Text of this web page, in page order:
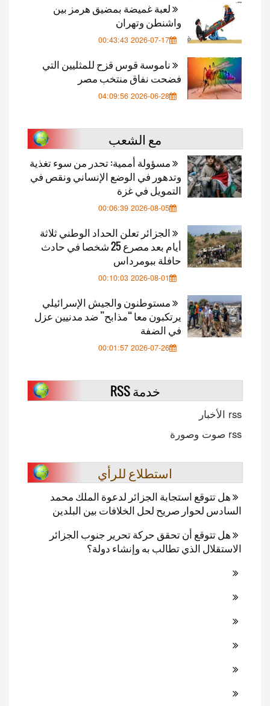
لعبة غميضة بمضيق هرمز بين
واشنطن وتهران
2026-07-17 00:43:43
ناموسة قوس قزح للمثليين التي
فضحت نفاق منتخب مصر
2026-06-28 04:09:56
مع الشعب
مسؤولة أممية: تحدر من سوء تغذية
وتدهور في الوضع الإنساني ونقص في
التمويل في غزة
2026-08-05 00:06:39
الجزائر تعلن الحداد الوطني ثلاثة
أيام بعد مصرع 25 شخصا في حادث
حافلة ببومرداس
2026-08-01 00:10:03
مستوطنون والجيش الإسرائيلي
يرتكبون معا “مذابح” ضد مدنيين عزل
في الضفة
2026-07-26 00:01:57
خدمة RSS
rss الأخبار
rss صوت وصورة
استطلاع للرأي
هل تتوقع استجابة الجزائر لدعوة الملك محمد
السادس لحوار صريح لحل الخلافات بين البلدين
هل تتوقع أن تحقق حركة تحرير جنوب الجزائر
الاستقلال الذي تطالب به وإنشاء دولة؟